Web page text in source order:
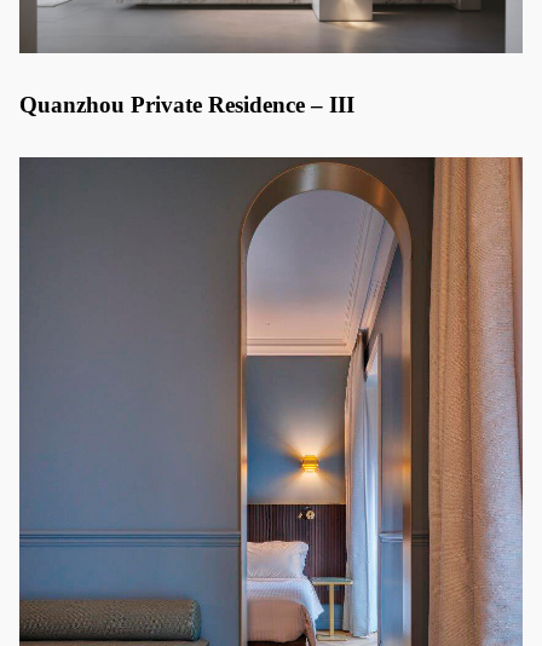
Quanzhou Private Residence – III